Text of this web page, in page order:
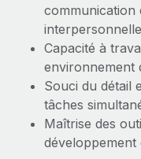
communication
Capacité à
environnement
Souci du détail
tâches
Maîtrise des
développement